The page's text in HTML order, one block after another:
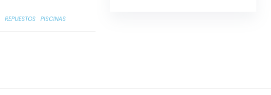
REPUESTOS PISCINAS